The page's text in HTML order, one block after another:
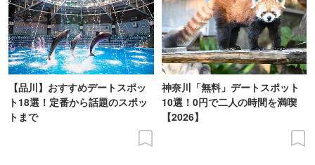
【品川】おすすめデートスポッ
ト18選！定番から話題のスポッ
トまで
神奈川「無料」デートスポット
10選！0円で二人の時間を満喫
【2026】